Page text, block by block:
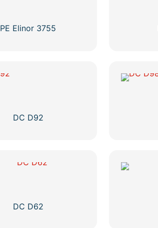
PE Elinor 3755
DC D92
DC D62